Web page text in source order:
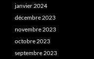
janvier 2024
décembre 2023
novembre 2023
octobre 2023
septembre 2023